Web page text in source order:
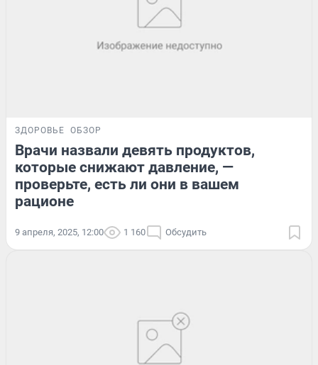
ЗДОРОВЬЕ ОБЗОР
Врачи назвали девять продуктов,
которые снижают давление, —
проверьте, есть ли они в вашем
рационе
9 апреля, 2025, 12:00 1 160 Обсудить